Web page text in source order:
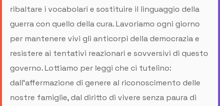
ribaltare i vocabolari e sostituire il linguaggio della
guerra con quello della cura. Lavoriamo ogni giorno
per mantenere vivi gli anticorpi della democrazia e
resistere ai tentativi reazionari e sovversivi di questo
governo. Lottiamo per leggi che ci tutelino:
dall’affermazione di genere al riconoscimento delle
nostre famiglie, dal diritto di vivere senza paura di